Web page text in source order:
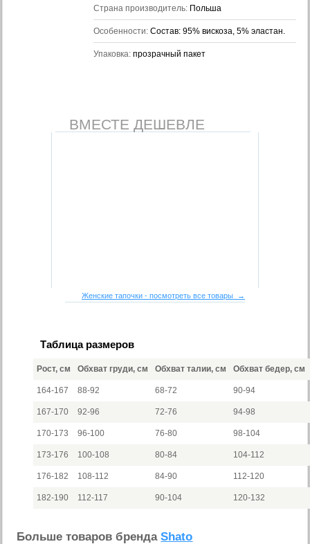
Страна производитель: Польша
Особенности: Состав: 95% вискоза, 5% эластан.
Упаковка: прозрачный пакет
ВМЕСТЕ ДЕШЕВЛЕ
Женские тапочки - посмотреть все товары →
Таблица размеров
Рост, см Обхват груди, см Обхват талии, см Обхват бедер, см
164-167 88-92 68-72 90-94
167-170 92-96 72-76 94-98
170-173 96-100 76-80 98-104
173-176 100-108 80-84 104-112
176-182 108-112 84-90 112-120
182-190 112-117 90-104 120-132
Больше товаров брендаShato